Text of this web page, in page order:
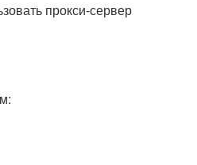
прокси-сервер